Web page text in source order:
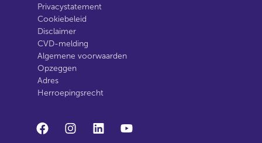
Privacystatement
Cookiebeleid
Disclaimer
CVD-melding
Algemene voorwaarden
Opzeggen
Adres
Herroepingsrecht
facebookinstagramlinkedinyoutube